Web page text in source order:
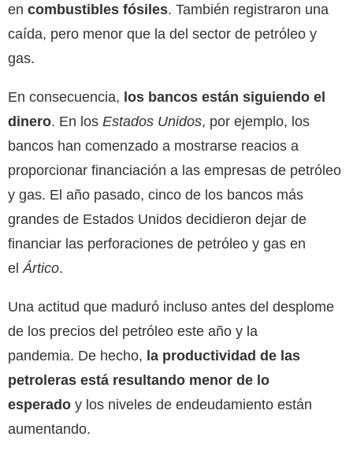
en combustibles fósiles. También registraron una
caída, pero menor que la del sector de petróleo y
gas.
En consecuencia, los bancos están siguiendo el
dinero. En los Estados Unidos, por ejemplo, los
bancos han comenzado a mostrarse reacios a
proporcionar financiación a las empresas de petróleo
y gas. El año pasado, cinco de los bancos más
grandes de Estados Unidos decidieron dejar de
financiar las perforaciones de petróleo y gas en
el Ártico.
Una actitud que maduró incluso antes del desplome
de los precios del petróleo este año y la
pandemia. De hecho, la productividad de las
petroleras está resultando menor de lo
esperado y los niveles de endeudamiento están
aumentando.